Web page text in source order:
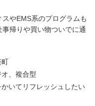
やEMS系のプログラムも
帰りや買い物ついでに通
町
、複合型
かいてリフレッシュしたい